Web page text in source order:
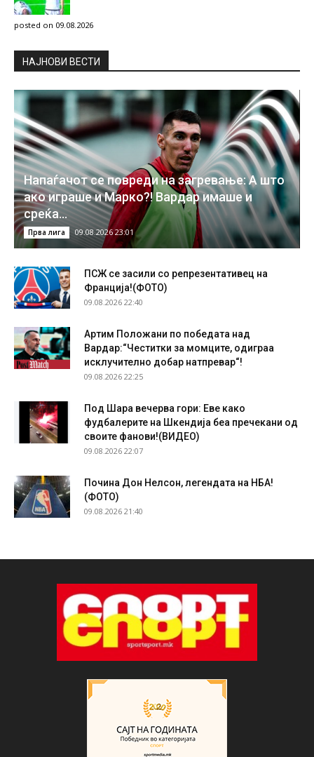
posted on 09.08.2026
НAЈНОВИ ВЕСТИ
Напаѓачот се повреди на загревање: А што
ако играше и Марко?! Вардар имаше и
среќа…
Прва лига 09.08.2026 23:01
ПСЖ се засили со репрезентативец на
Франција!(ФОТО)
09.08.2026 22:40
Артим Положани по победата над
Вардар:“Честитки за момците, одиграа
исклучително добар натпревар“!
09.08.2026 22:25
Под Шара вечерва гори: Еве како
фудбалерите на Шкендија беа пречекани од
своите фанови!(ВИДЕО)
09.08.2026 22:07
Почина Дон Нелсон, легендата на НБА!
(ФОТО)
09.08.2026 21:40